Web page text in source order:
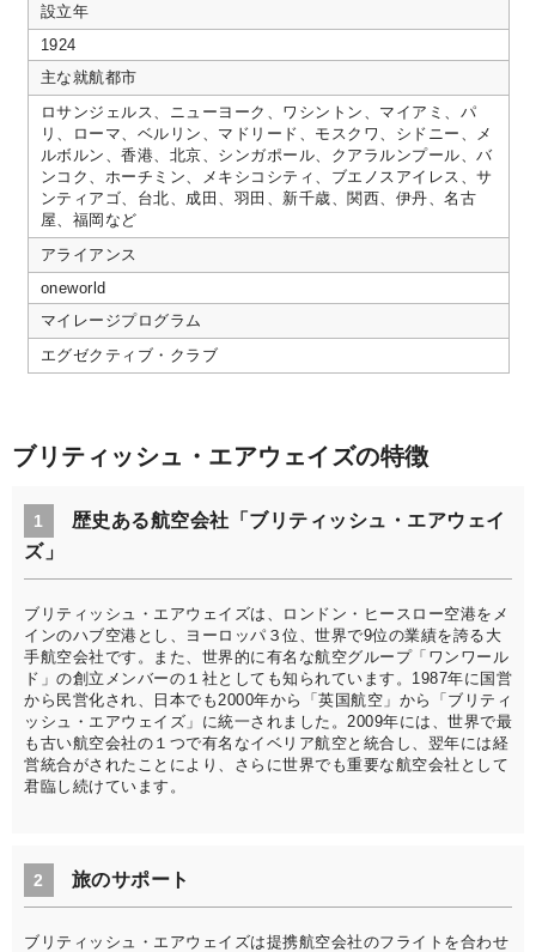
設立年
1924
主な就航都市
ロサンジェルス、ニューヨーク、ワシントン、マイアミ、パ
リ、ローマ、ベルリン、マドリード、モスクワ、シドニー、メ
ルボルン、香港、北京、シンガポール、クアラルンプール、バ
ンコク、ホーチミン、メキシコシティ、ブエノスアイレス、サ
ンティアゴ、台北、成田、羽田、新千歳、関西、伊丹、名古
屋、福岡など
アライアンス
oneworld
マイレージプログラム
エグゼクティブ・クラブ
ブリティッシュ・エアウェイズの特徴
1
歴史ある航空会社「ブリティッシュ・エアウェイ
ズ」
ブリティッシュ・エアウェイズは、ロンドン・ヒースロー空港をメ
インのハブ空港とし、ヨーロッパ３位、世界で9位の業績を誇る大
手航空会社です。また、世界的に有名な航空グループ「ワンワール
ド」の創立メンバーの１社としても知られています。1987年に国営
から民営化され、日本でも2000年から「英国航空」から「ブリティ
ッシュ・エアウェイズ」に統一されました。2009年には、世界で最
も古い航空会社の１つで有名なイベリア航空と統合し、翌年には経
営統合がされたことにより、さらに世界でも重要な航空会社として
君臨し続けています。
2 旅のサポート
ブリティッシュ・エアウェイズは提携航空会社のフライトを合わせ